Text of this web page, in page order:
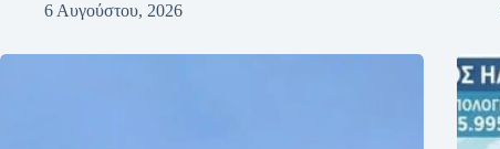
6 Αυγούστου, 2026